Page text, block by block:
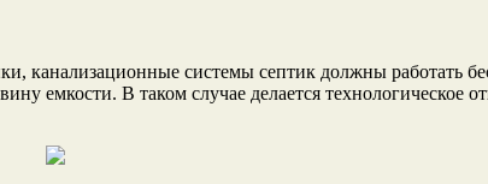
системы септик должны работать
емкости. В таком случае делается технологическое